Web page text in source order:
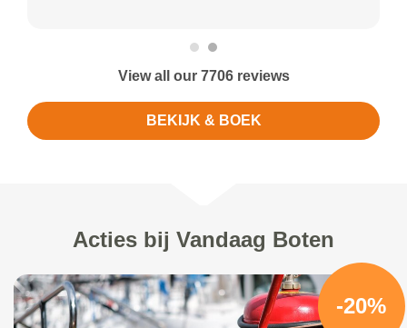
View all our 7706 reviews
BEKIJK & BOEK
Acties bij Vandaag Boten
-20%